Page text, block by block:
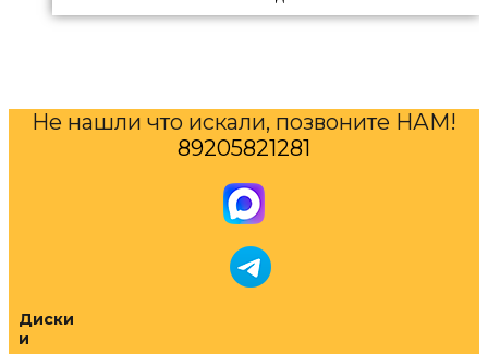
Не нашли что искали, позвоните НАМ!
89205821281
Диски
и